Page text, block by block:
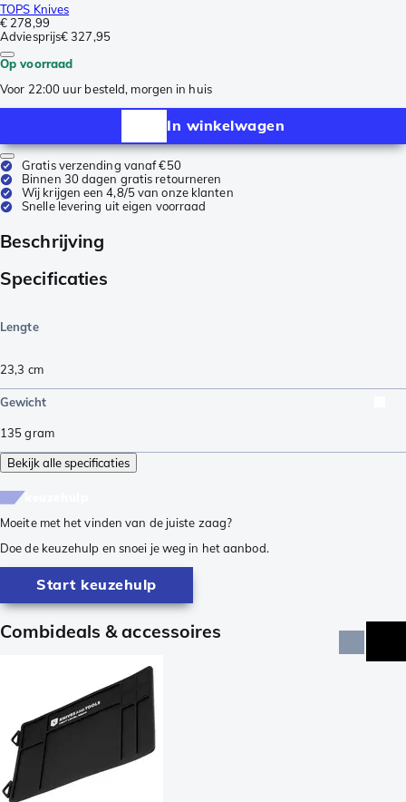
TOPS Knives
€ 278,99
Adviesprijs€ 327,95
Op voorraad
Voor 22:00 uur besteld, morgen in huis
In winkelwagen
Gratis verzending vanaf €50
Binnen 30 dagen gratis retourneren
Wij krijgen een 4,8/5 van onze klanten
Snelle levering uit eigen voorraad
Beschrijving
Specificaties
Lengte
23,3 cm
Gewicht
135gram
Bekijk alle specificaties
Moeite met het vinden van de juiste zaag?
Doe de keuzehulp en snoei je weg in het aanbod.
Start keuzehulp
Combideals & accessoires